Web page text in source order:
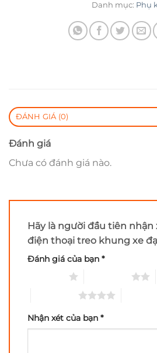
Danh mục: Phụ
ĐÁNH GIÁ (0)
Đánh giá
Chưa có đánh giá nào.
Hãy là người đầu tiên nhận
điện thoại treo khung xe
Đánh giá của bạn *
Nhận xét của bạn *